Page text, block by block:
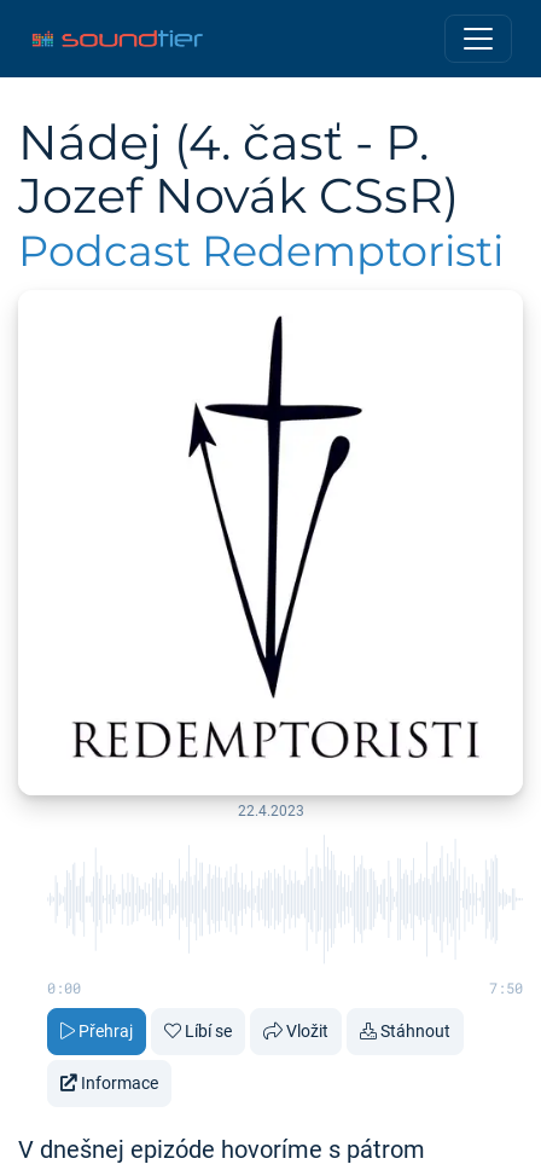
Nádej (4. časť - P.
Jozef Novák CSsR)
Podcast Redemptoristi
22.4.2023
0:00 7:50
Přehraj Líbí se Vložit Stáhnout
Informace
V dnešnej epizóde hovoríme s pátrom